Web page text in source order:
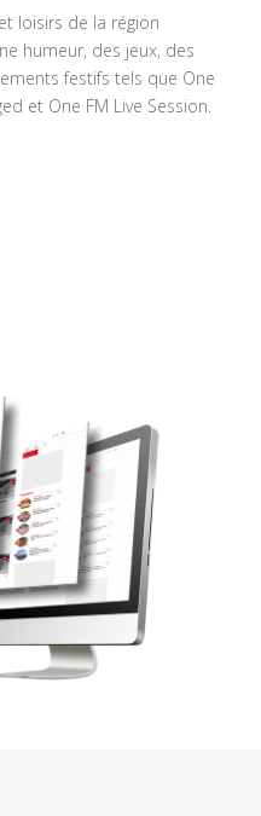
loisirs de la région
humeur, des jeux, des
festifs tels que One
et One FM Live Session.